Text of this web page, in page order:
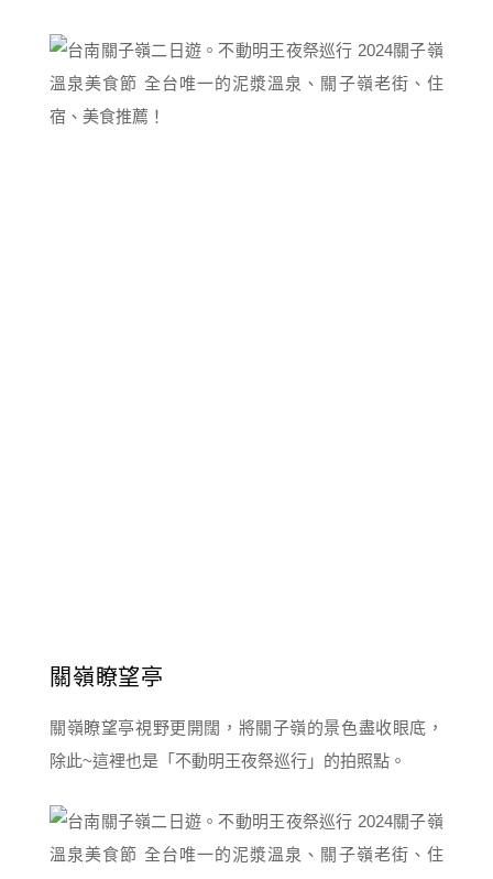
關嶺瞭望亭
關嶺瞭望亭視野更開闊，將關子嶺的景色盡收眼底，
除此~這裡也是「不動明王夜祭巡行」的拍照點。